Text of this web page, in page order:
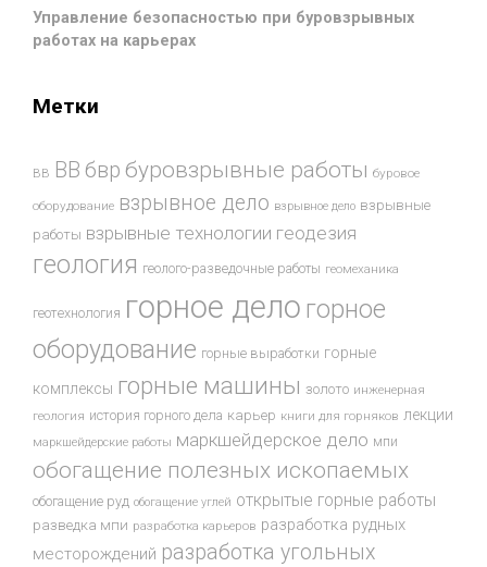
Управление безопасностью при буровзрывных
работах на карьерах
Метки
ВВ ВВ бвр буровзрывные работы буровое
оборудование взрывное дело взрывное дело взрывные
работы взрывные технологии геодезия
геология геолого-разведочные работы геомеханика
геотехнология горное дело горное
оборудование горные выработки горные
комплексы горные машины золото инженерная
геология история горного дела карьер книги для горняков лекции
маркшейдерские работы маркшейдерское дело мпи
обогащение полезных ископаемых
обогащение руд обогащение углей открытые горные работы
разведка мпи разработка карьеров разработка рудных
месторождений разработка угольных